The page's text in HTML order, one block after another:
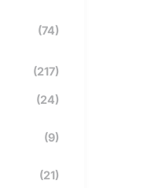
(74)
(217)
(24)
(9)
(21)